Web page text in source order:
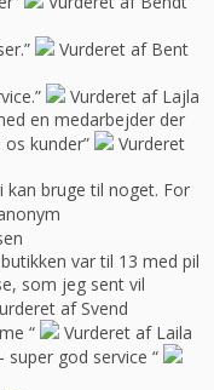
Vurderet af Bent
Vurderet af Lajla
en medarbejder der
kunder”
Vurderet
kan bruge til noget. For
var til 13 med pil
som jeg sent vil
af Svend
“
Vurderet af Laila
god service “